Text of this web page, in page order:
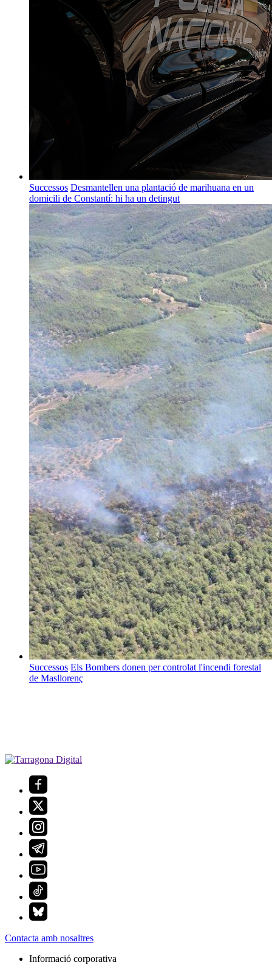
Successos Desmantellen una plantació de marihuana en un
domicili de Constantí: hi ha un detingut
Successos Els Bombers donen per controlat l'incendi forestal
de Masllorenç
Contacta amb nosaltres
Informació corporativa